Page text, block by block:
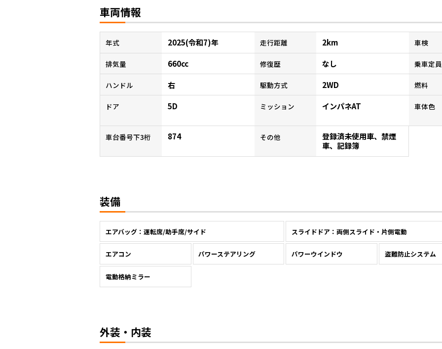
車両情報
年式 2025(令和7)年 走行距離 2km 車検
排気量 660cc 修復歴 なし 乗車定員
ハンドル 右 駆動方式 2WD 燃料
ドア 5D ミッション インパネAT 車体色
車台番号下3桁 874 その他
登録済未使用車、禁煙
車、記録簿
装備
エアバッグ：運転席/助手席/サイド スライドドア：両側スライド・片側電動
エアコン パワーステアリング パワーウインドウ 盗難防止システム
電動格納ミラー
外装・内装